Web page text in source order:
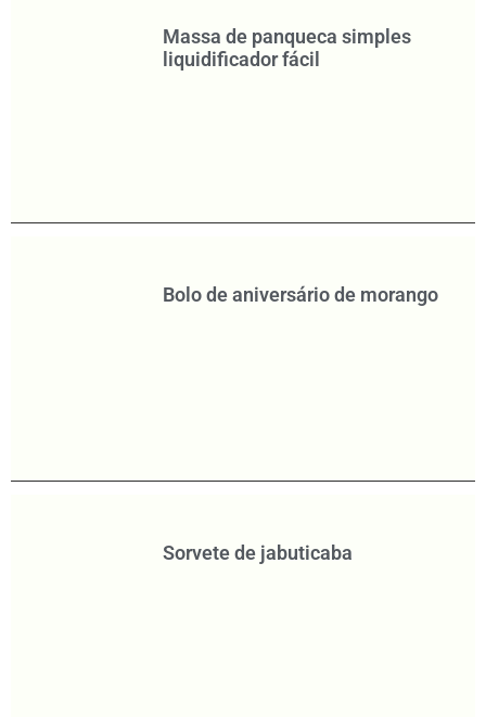
Massa de panqueca simples
liquidificador fácil
Bolo de aniversário de morango
Sorvete de jabuticaba